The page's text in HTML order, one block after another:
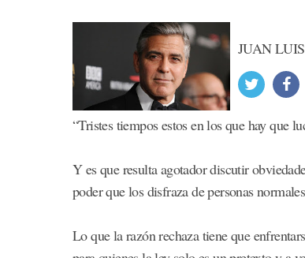
JUAN
“Tristes tiempos estos en los que hay que
Y es que resulta agotador discutir
poder que los disfraza de personas
Lo que la razón rechaza tiene que